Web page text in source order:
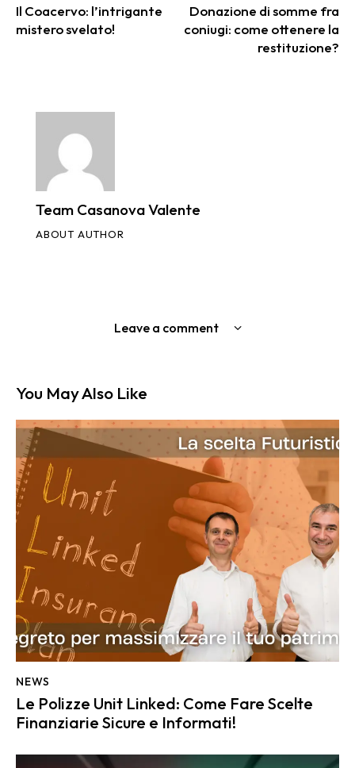
Il Coacervo: l’intrigante
mistero svelato!
Donazione di somme fra
coniugi: come ottenere la
restituzione?
Team Casanova Valente
ABOUT AUTHOR
Leave a comment
You May Also Like
NEWS
Le Polizze Unit Linked: Come Fare Scelte
Finanziarie Sicure e Informati!